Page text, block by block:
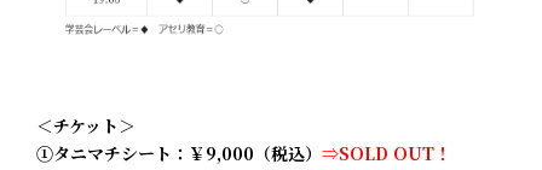
＜チケット＞
①タニマチシート：￥9,000（税込） ⇒SOLD OUT！